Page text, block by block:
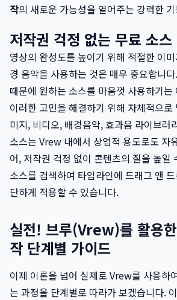
작의 새로운 가능성을 열어주는 강력한
저작권 걱정 없는 무료 소스
영상의 완성도를 높이기 위해 적절한 이
경 음악을 사용하는 것은 매우 중요합니
때문에 원하는 소스를 마음껏 사용하기는
이러한 고민을 해결하기 위해 자체적으로
미지, 비디오, 배경음악, 효과음 라이브러
소스는 Vrew 내에서 상업적 용도로도 자
어, 저작권 걱정 없이 콘텐츠의 질을 높일
소스를 검색하여 타임라인에 드래그 앤
단하게 적용할 수 있습니다.
실전! 브루(Vrew)를 활용
작 단계별 가이드
이제 이론을 넘어 실제로 Vrew를 사용하
는 과정을 단계별로 따라가 보겠습니다.